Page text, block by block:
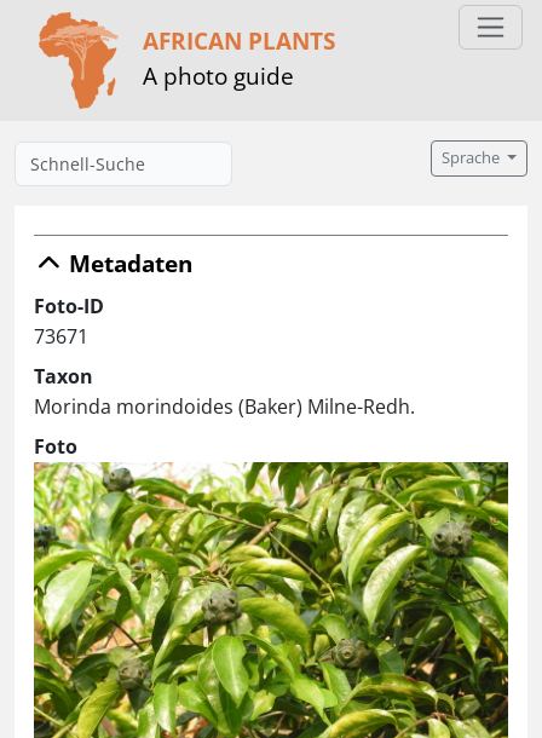
AFRICAN PLANTS
A photo guide
Sprache
Metadaten
Foto-ID
73671
Taxon
Morinda morindoides (Baker) Milne-Redh.
Foto